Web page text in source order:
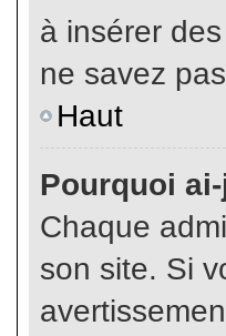
à insérer
ne savez
Haut
Pourquoi
Chaque
son site. Si